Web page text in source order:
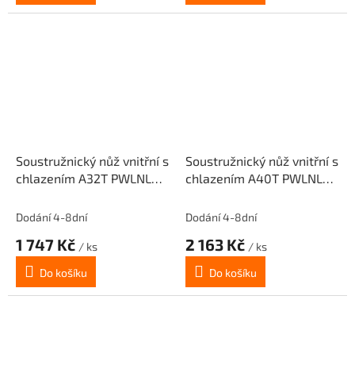
Soustružnický nůž vnitřní s
chlazením A32T PWLNL
WNM.0804.. (levý)
Dodání 4-8dní
1 747 Kč / ks
Do košíku
Soustružnický nůž vnitřní s
chlazením A40T PWLNL
WNM.0804.. (levý)
Dodání 4-8dní
2 163 Kč / ks
Do košíku